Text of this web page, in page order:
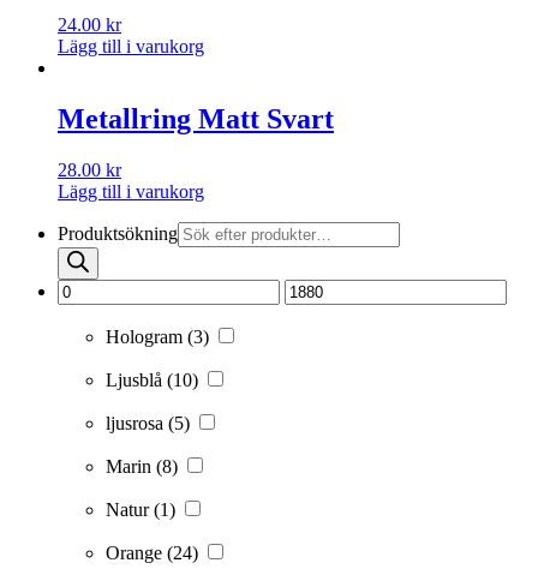
24.00 kr
Lägg till i varukorg
Metallring Matt Svart
28.00 kr
Lägg till i varukorg
Produktsökning
Hologram (3)
Ljusblå (10)
ljusrosa (5)
Marin (8)
Natur(1)
Orange (24)